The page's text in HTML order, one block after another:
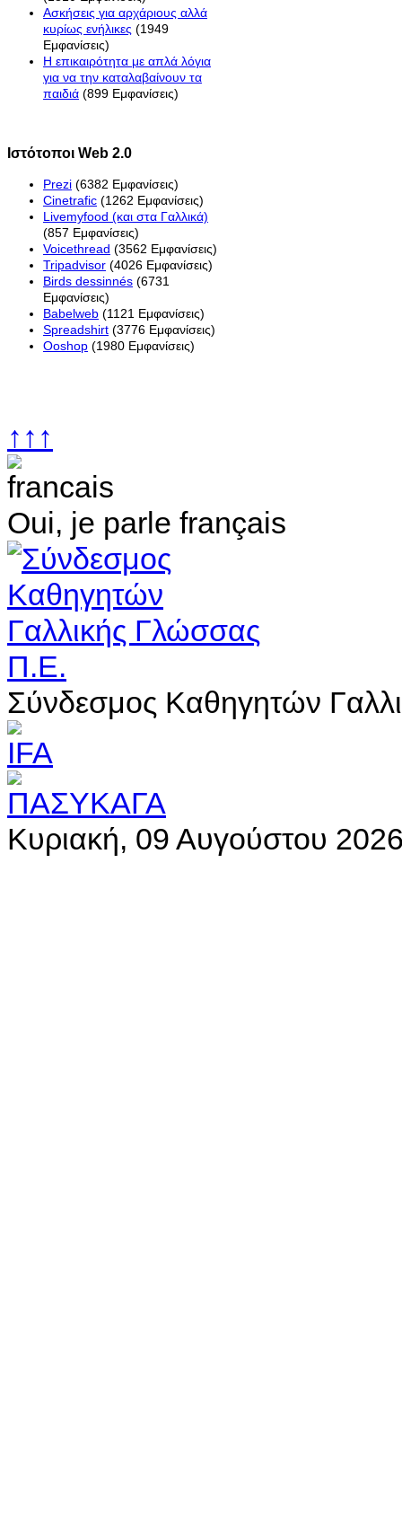
Ασκήσεις για αρχάριους αλλά
κυρίως ενήλικες (1949
Εμφανίσεις)
Η επικαιρότητα με απλά λόγια
για να την καταλαβαίνουν τα
παιδιά (899 Εμφανίσεις)
Ιστότοποι Web 2.0
Prezi (6382 Εμφανίσεις)
Cinetrafic (1262 Εμφανίσεις)
Livemyfood (και στα Γαλλικά)
(857 Εμφανίσεις)
Voicethread (3562 Εμφανίσεις)
Tripadvisor (4026 Εμφανίσεις)
Birds dessinnés (6731
Εμφανίσεις)
Babelweb (1121 Εμφανίσεις)
Spreadshirt (3776 Εμφανίσεις)
Ooshop (1980 Εμφανίσεις)
↑↑↑
Oui, je parle français
Σύνδεσμος Καθηγητών
Κυριακή, 09 Αυγούστου